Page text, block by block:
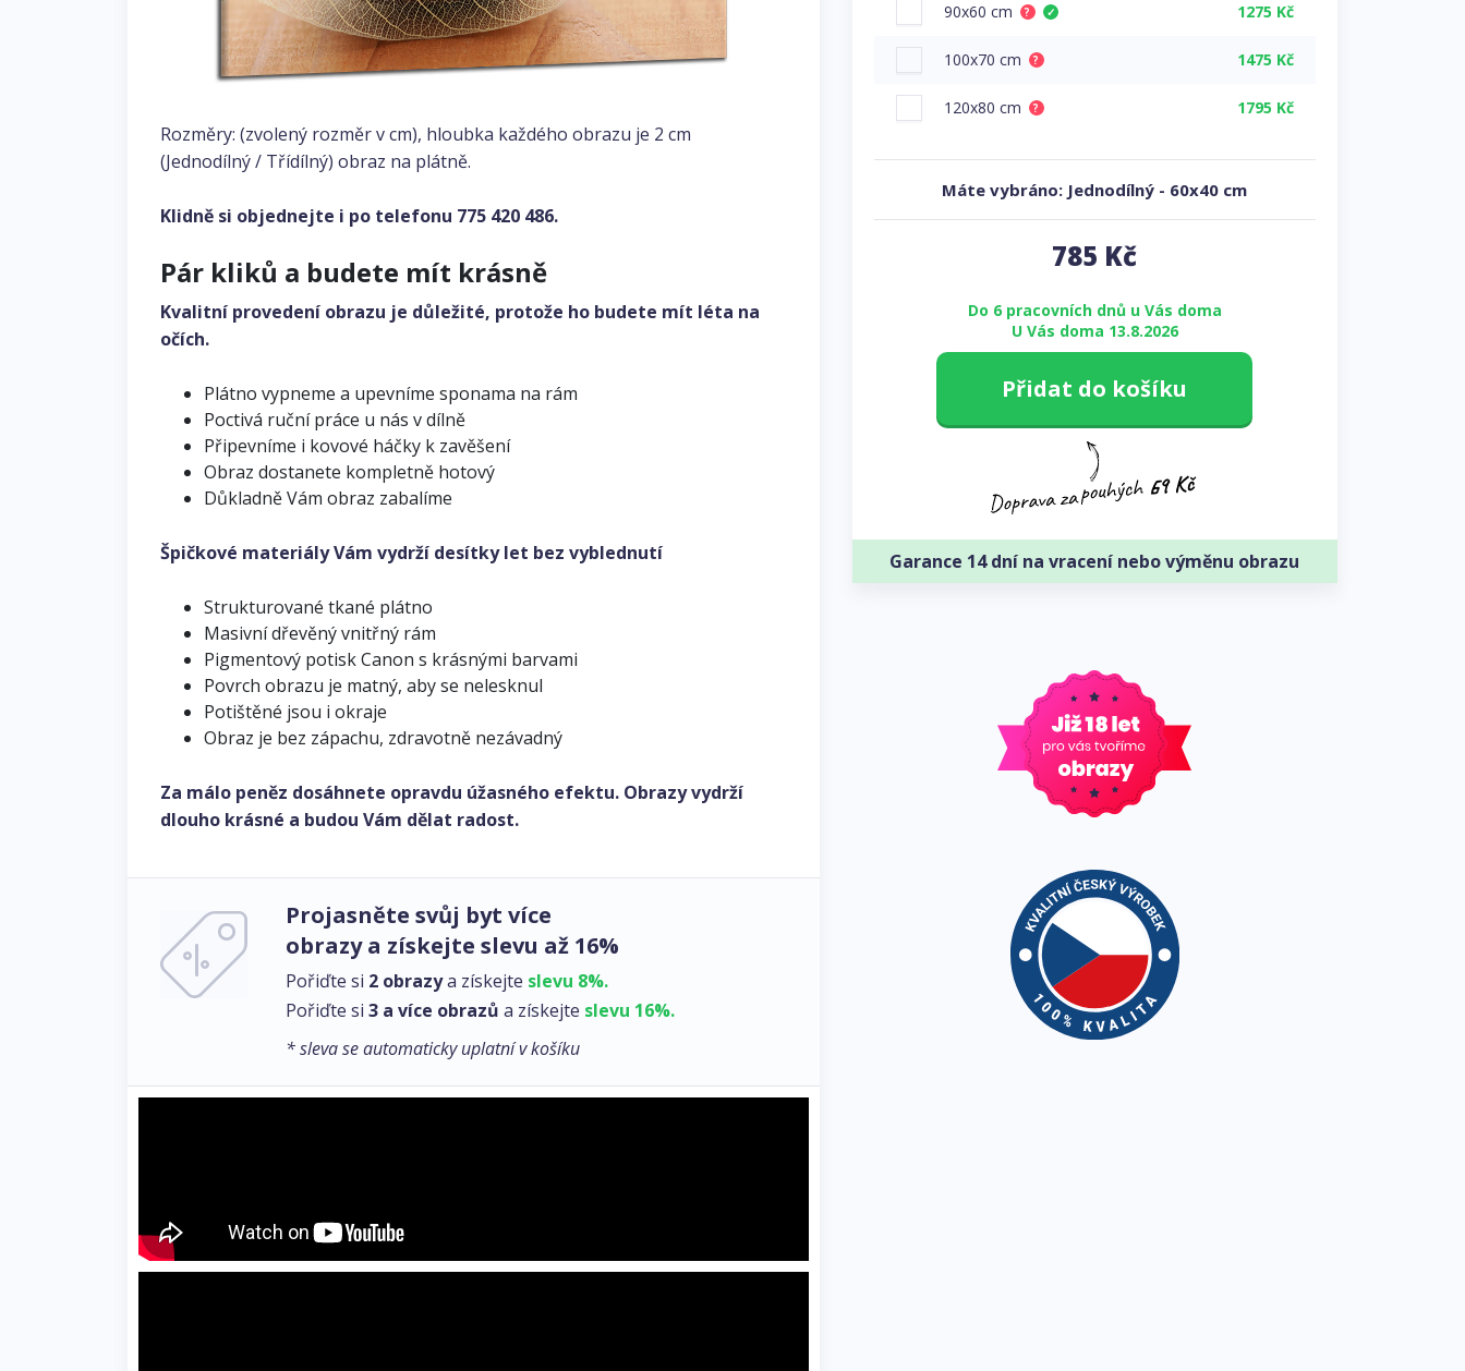
Rozměry: (zvolený rozměr v cm), hloubka každého obrazu je 2 cm
(Jednodílný / Třídílný) obraz na plátně.
Klidně si objednejte i po telefonu 775 420 486.
Pár kliků a budete mít krásně
Kvalitní provedení obrazu je důležité, protože ho budete mít léta na
očích.
Plátno vypneme a upevníme sponama na rám
Poctivá ruční práce u nás v dílně
Připevníme i kovové háčky k zavěšení
Obraz dostanete kompletně hotový
Důkladně Vám obraz zabalíme
Špičkové materiály Vám vydrží desítky let bez vyblednutí
Strukturované tkané plátno
Masivní dřevěný vnitřný rám
Pigmentový potisk Canon s krásnými barvami
Povrch obrazu je matný, aby se nelesknul
Potištěné jsou i okraje
Obraz je bez zápachu, zdravotně nezávadný
Za málo peněz dosáhnete opravdu úžasného efektu. Obrazy vydrží
dlouho krásné a budou Vám dělat radost.
Projasněte svůj byt více
obrazy a získejte slevu až 16%
Pořiďte si 2 obrazya získejte slevu 8%.
Pořiďte si 3 a více obrazů a získejte slevu 16%.
* sleva se automaticky uplatní v košíku
90x60 cm ? ✓ 1275 Kč
100x70 cm ? 1475 Kč
120x80 cm ? 1795 Kč
Máte vybráno: Jednodílný - 60x40 cm
785 Kč
Do 6 pracovních dnů u Vás doma
U Vás doma 13.8.2026
Přidat do košíku
Garance 14 dní na vracení nebo výměnu obrazu